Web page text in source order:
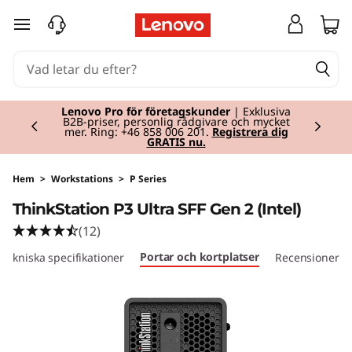
T
k
S
a
hoppa vidare till huvudinnehållet
Lenovo Pro för företagskunder | Exklusiva
B2B-priser, personlig rådgivare och mycket
mer. Ring: +46 858 006 201. Registrera dig
GRATIS nu.
Currently displaying item 2 of 2
Hem > Workstations > P Series
ThinkStation P3 Ultra SFF Gen 2 (Intel)
(12)
Tekniska specifikationer Portar och kortplatser Recensioner